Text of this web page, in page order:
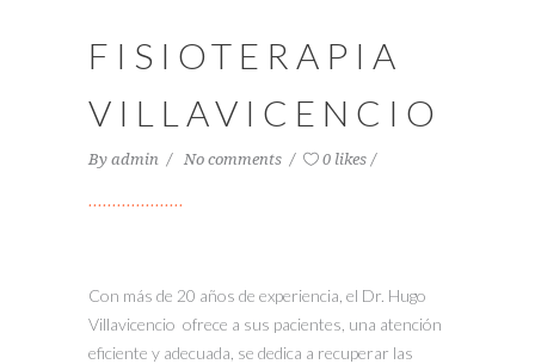
FISIOTERAPIA
VILLAVICENCIO
By admin No comments 0 likes
Con más de 20 años de experiencia, el Dr. Hugo
Villavicencio ofrece a sus pacientes, una atención
eficiente y adecuada, se dedica a recuperar las